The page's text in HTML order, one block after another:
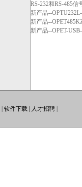
RS-232和RS-485
新产品--
新产品--
新产品--OPET-
软件下载| 人才招聘|